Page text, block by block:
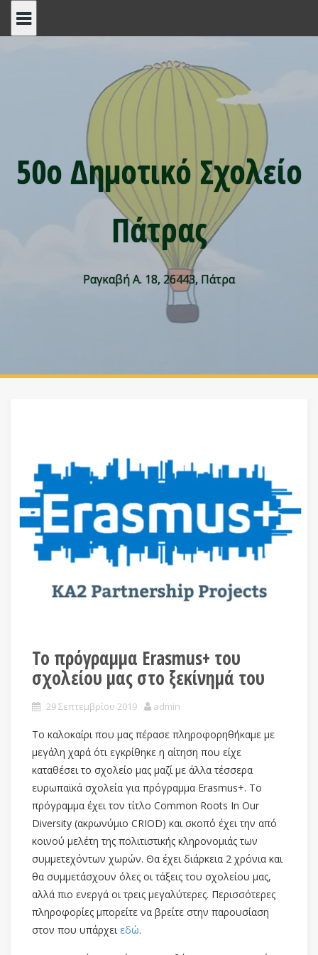
50ο Δημοτικό Σχολείο
Πάτρας
Ραγκαβή Α. 18, 26443, Πάτρα
Το πρόγραμμα Erasmus+ του
σχολείου μας στο ξεκίνημά του
29 Σεπτεμβρίου 2019 admin
Το καλοκαίρι που μας πέρασε πληροφορηθήκαμε με
μεγάλη χαρά ότι εγκρίθηκε η αίτηση που είχε
καταθέσει το σχολείο μας μαζί με άλλα τέσσερα
ευρωπαϊκά σχολεία για πρόγραμμα Erasmus+. Το
πρόγραμμα έχει τον τίτλο Common Roots In Our
Diversity (ακρωνύμιο CRIOD) και σκοπό έχει την από
κοινού μελέτη της πολιτιστικής κληρονομιάς των
συμμετεχόντων χωρών. Θα έχει διάρκεια 2 χρόνια και
θα συμμετάσχουν όλες οι τάξεις του σχολείου μας,
αλλά πιο ενεργά οι τρεις μεγαλύτερες. Περισσότερες
πληροφορίες μπορείτε να βρείτε στην παρουσίαση
στον που υπάρχειεδώ.